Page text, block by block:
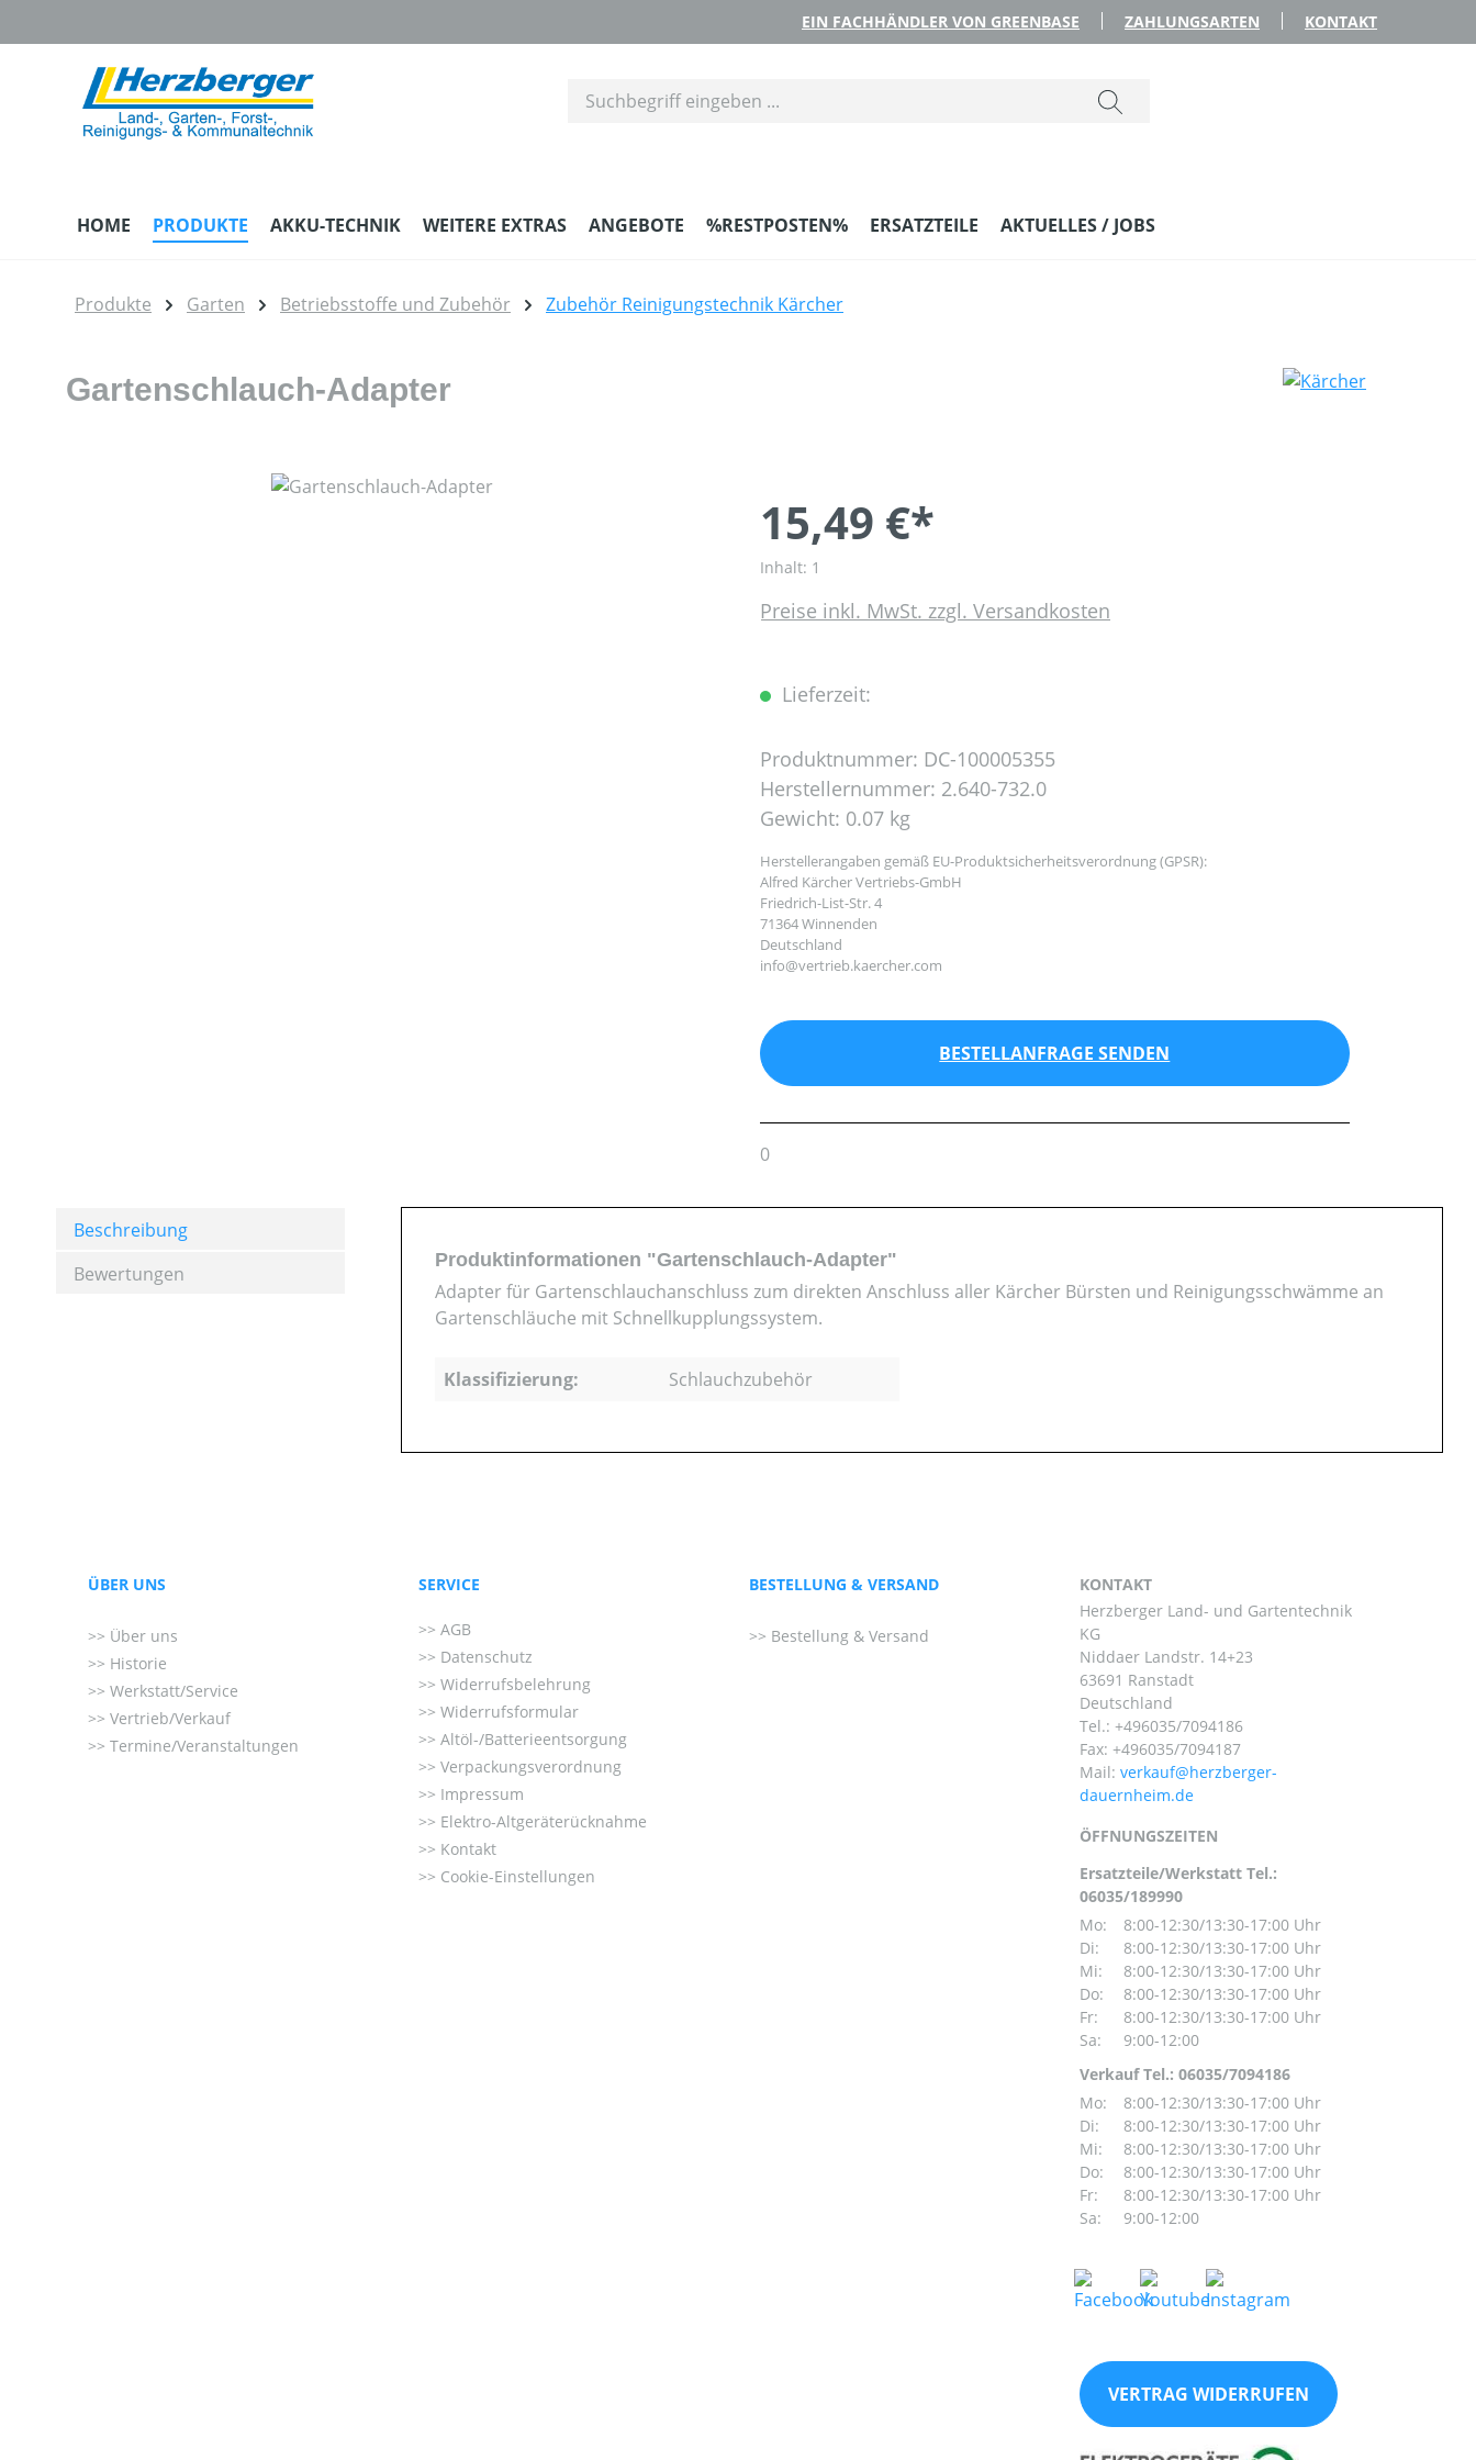
EIN FACHHÄNDLER VON GREENBASE ZAHLUNGSARTEN KONTAKT
HOME PRODUKTE AKKU-TECHNIK WEITERE EXTRAS ANGEBOTE %RESTPOSTEN% ERSATZTEILE AKTUELLES / JOBS
Produkte Garten Betriebsstoffe und Zubehör Zubehör Reinigungstechnik Kärcher
Gartenschlauch-Adapter
15,49 €*
Inhalt: 1
Preise inkl. MwSt. zzgl. Versandkosten
Lieferzeit:
Produktnummer: DC-100005355
Herstellernummer: 2.640-732.0
Gewicht: 0.07 kg
Herstellerangaben gemäß EU-Produktsicherheitsverordnung (GPSR):
Alfred Kärcher Vertriebs-GmbH
Friedrich-List-Str. 4
71364 Winnenden
Deutschland
info@vertrieb.kaercher.com
BESTELLANFRAGE SENDEN
0
Beschreibung
Bewertungen
Produktinformationen "Gartenschlauch-Adapter"
Adapter für Gartenschlauchanschluss zum direkten Anschluss aller Kärcher Bürsten und Reinigungsschwämme an
Gartenschläuche mit Schnellkupplungssystem.
Klassifizierung: Schlauchzubehör
ÜBER UNS
Über uns
Historie
Werkstatt/Service
Vertrieb/Verkauf
Termine/Veranstaltungen
SERVICE
AGB
Datenschutz
Widerrufsbelehrung
Widerrufsformular
Altöl-/Batterieentsorgung
Verpackungsverordnung
Impressum
Elektro-Altgeräterücknahme
Kontakt
Cookie-Einstellungen
BESTELLUNG & VERSAND
Bestellung & Versand
KONTAKT
Herzberger Land- und Gartentechnik
KG
Niddaer Landstr. 14+23
63691 Ranstadt
Deutschland
Tel.: +496035/7094186
Fax: +496035/7094187
Mail:
ÖFFNUNGSZEITEN
Ersatzteile/Werkstatt Tel.:
06035/189990
Mo:
8:00-12:30/13:30-17:00 Uhr
Di:
8:00-12:30/13:30-17:00 Uhr
Mi:
8:00-12:30/13:30-17:00 Uhr
Do:
8:00-12:30/13:30-17:00 Uhr
Fr:
8:00-12:30/13:30-17:00 Uhr
Sa:
9:00-12:00
Verkauf Tel.: 06035/7094186
Mo:
8:00-12:30/13:30-17:00 Uhr
Di:
8:00-12:30/13:30-17:00 Uhr
Mi:
8:00-12:30/13:30-17:00 Uhr
Do:
8:00-12:30/13:30-17:00 Uhr
Fr:
8:00-12:30/13:30-17:00 Uhr
Sa:
9:00-12:00
VERTRAG WIDERRUFEN